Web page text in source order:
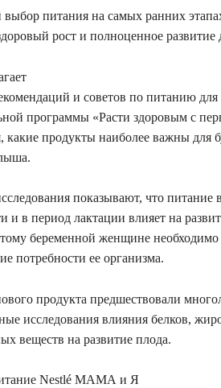
питания на самых ранних
рост и полноценное развитие
и советов по питанию
программы «Расти здоровым с
какие продукты наиболее важны для
показывают, что питание
и в период лактации влияет на
беременной женщине
потребности ее организма.
продукта предшествовали
исследования влияния белков,
веществ на развитие плода.
Nestlé МАМА и Я